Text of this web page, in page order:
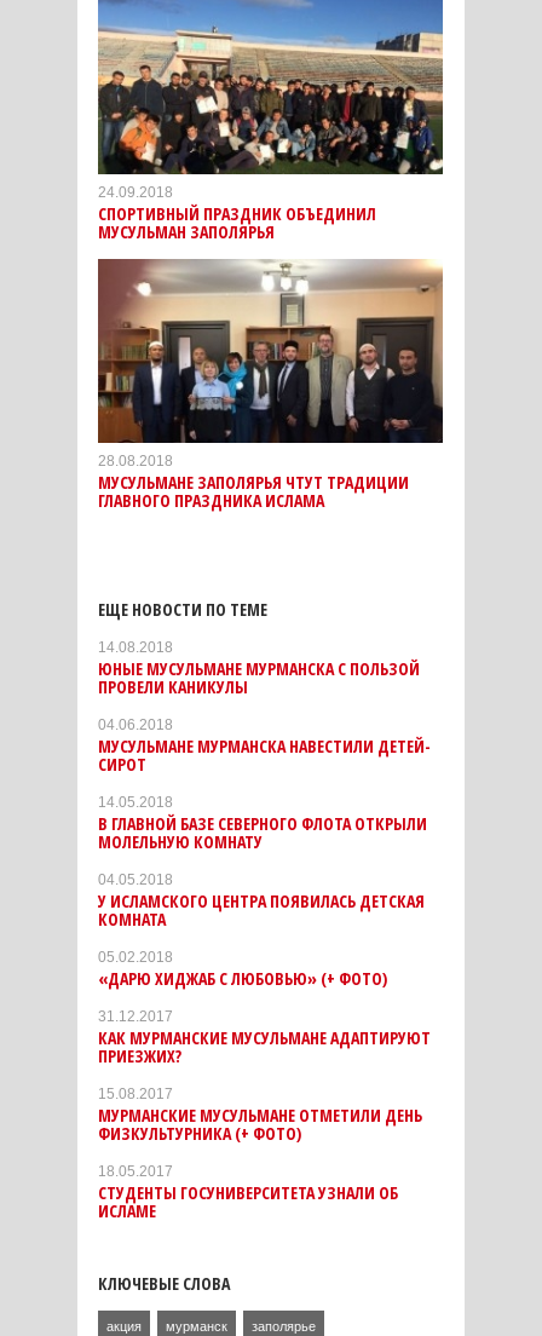
24.09.2018
СПОРТИВНЫЙ ПРАЗДНИК ОБЪЕДИНИЛ
МУСУЛЬМАН ЗАПОЛЯРЬЯ
28.08.2018
МУСУЛЬМАНЕ ЗАПОЛЯРЬЯ ЧТУТ ТРАДИЦИИ
ГЛАВНОГО ПРАЗДНИКА ИСЛАМА
ЕЩЕ НОВОСТИ ПО ТЕМЕ
14.08.2018
ЮНЫЕ МУСУЛЬМАНЕ МУРМАНСКА С ПОЛЬЗОЙ
ПРОВЕЛИ КАНИКУЛЫ
04.06.2018
МУСУЛЬМАНЕ МУРМАНСКА НАВЕСТИЛИ ДЕТЕЙ-
СИРОТ
14.05.2018
В ГЛАВНОЙ БАЗЕ СЕВЕРНОГО ФЛОТА ОТКРЫЛИ
МОЛЕЛЬНУЮ КОМНАТУ
04.05.2018
У ИСЛАМСКОГО ЦЕНТРА ПОЯВИЛАСЬ ДЕТСКАЯ
КОМНАТА
05.02.2018
«ДАРЮ ХИДЖАБ С ЛЮБОВЬЮ» (+ ФОТО)
31.12.2017
КАК МУРМАНСКИЕ МУСУЛЬМАНЕ АДАПТИРУЮТ
ПРИЕЗЖИХ?
15.08.2017
МУРМАНСКИЕ МУСУЛЬМАНЕ ОТМЕТИЛИ ДЕНЬ
ФИЗКУЛЬТУРНИКА (+ ФОТО)
18.05.2017
СТУДЕНТЫ ГОСУНИВЕРСИТЕТА УЗНАЛИ ОБ
ИСЛАМЕ
КЛЮЧЕВЫЕ СЛОВА
акция мурманск заполярье